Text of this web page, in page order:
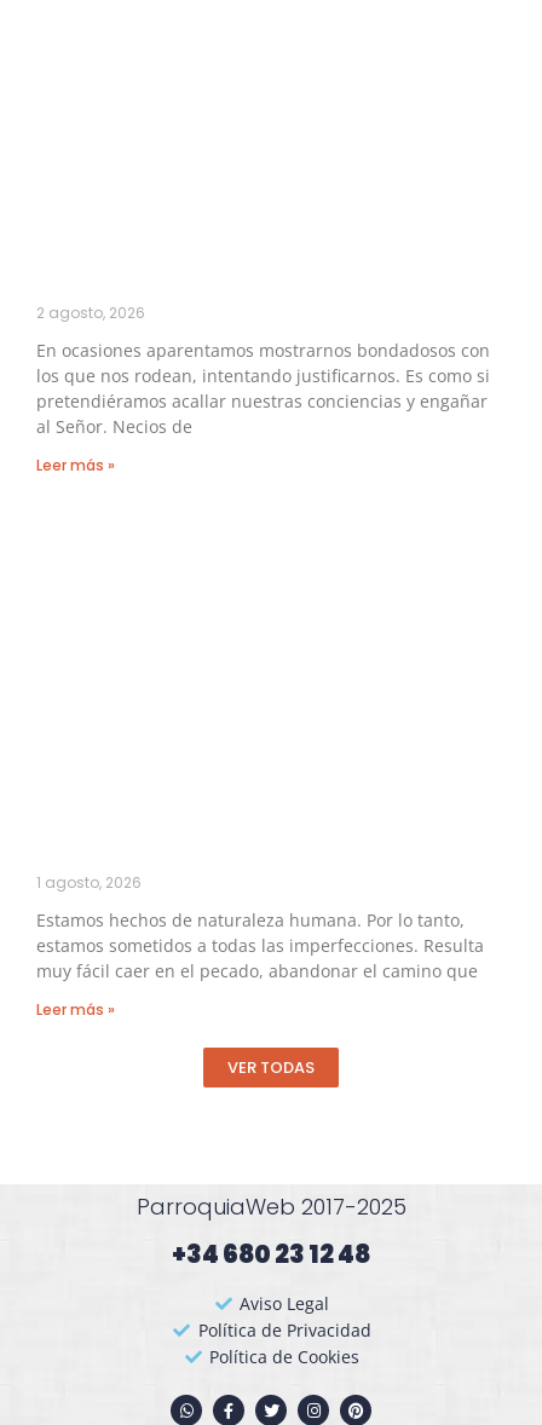
2 agosto, 2026
En ocasiones aparentamos mostrarnos bondadosos con
los que nos rodean, intentando justificarnos. Es como si
pretendiéramos acallar nuestras conciencias y engañar
al Señor. Necios de
Leer más »
1 agosto, 2026
Estamos hechos de naturaleza humana. Por lo tanto,
estamos sometidos a todas las imperfecciones. Resulta
muy fácil caer en el pecado, abandonar el camino que
Leer más »
VER TODAS
ParroquiaWeb 2017-2025
+34 680 23 12 48​
Aviso Legal
Política de Privacidad
Política de Cookies
W
h
F
a
T
w
I
n
P
i